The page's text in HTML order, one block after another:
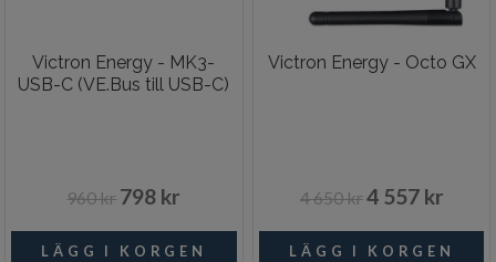
Victron Energy - MK3-
USB-C (VE.Bus till USB-C)
960 kr 798 kr
Victron Energy - Octo GX
4 650 kr4 557 kr